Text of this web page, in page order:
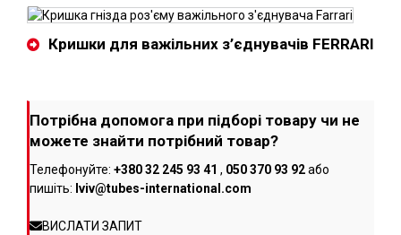
Кришки для важільних з’єднувачів FERRARI
Потрібна допомога при підборі товару чи не
можете знайти потрібний товар?
Телефонуйте: +380 32 245 93 41 , 050 370 93 92або
пишіть: lviv@tubes-international.com
ВИСЛАТИ ЗАПИТ